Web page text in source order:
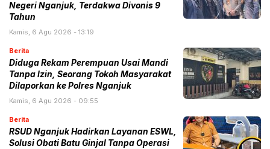
Negeri Nganjuk, Terdakwa Divonis 9
Tahun
Kamis, 6 Agu 2026 - 13:19
Berita
Diduga Rekam Perempuan Usai Mandi
Tanpa Izin, Seorang Tokoh Masyarakat
Dilaporkan ke Polres Nganjuk
Kamis, 6 Agu 2026 - 09:55
Berita
RSUD Nganjuk Hadirkan Layanan ESWL,
Solusi Obati Batu Ginjal Tanpa Operasi